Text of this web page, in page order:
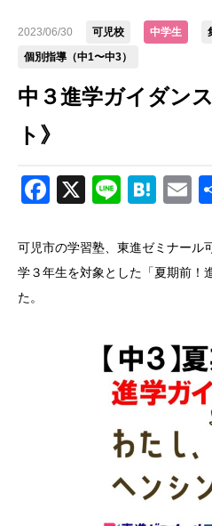
2023/06/30 可児校 中学生
個別指導（中1〜中3）
中３進学ガイダン
ト》
Facebook
X Line
可児市の学習塾、東進ゼミナール
学３年生を対象とした「夏期前！
た。